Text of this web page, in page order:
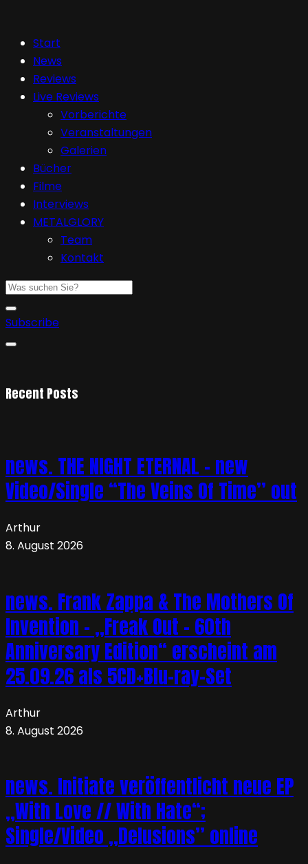
Start
News
Reviews
Live Reviews
Vorberichte
Veranstaltungen
Galerien
Bücher
Filme
Interviews
METALGLORY
Team
Kontakt
Subscribe
Recent Posts
news. THE NIGHT ETERNAL – new
Video/Single “The Veins Of Time” out
Arthur
8. August 2026
news. Frank Zappa & The Mothers Of
Invention – „Freak Out – 60th
Anniversary Edition“ erscheint am
25.09.26 als 5CD+Blu-ray-Set
Arthur
8. August 2026
news. Initiate veröffentlicht neue EP
„With Love // With Hate“;
Single/Video „Delusions” online